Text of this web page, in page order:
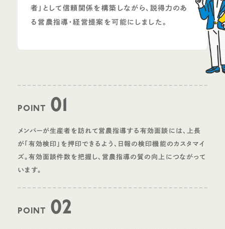
者」として信頼関係を構築しながら、説得力のあ
る営農指導・経営提案を可能にしました。
POINT 01
メンバーが生産者を訪れて営農指導する有効面談には、上長
が「有効検印」を押印できるよう、日報の検印機能のカスタマイ
ズ。有効面談件数を把握し、営農指導の質の向上につながって
います。
POINT 02